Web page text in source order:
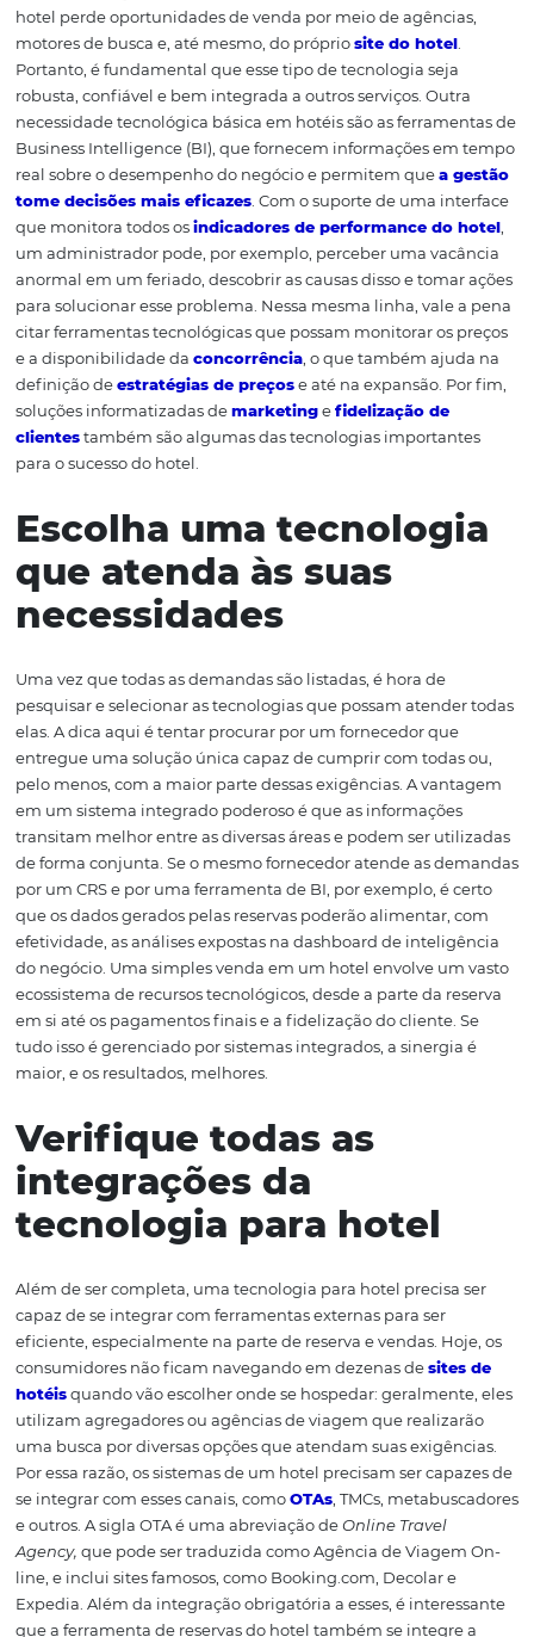
listar as atividades que geram valor para a companhia.
disso, também é importante saber quais são as
oportunidades que a tecnologia é capaz de explorar no
sistema de gerenciamento de reservas, por exemplo, é
tecnologia que não pode faltar em um
hotel,independentemente do seu porte . Também
de CRS, que é a sigla para Central Reservation System
software responsável por centralizar todos os pedidos de
das acomodações do estabelecimento. Sem um bom
hotel perde oportunidades de venda por meio de
motores de busca e, até mesmo, do própriosite do
Portanto, é fundamental que esse tipo de tecnologia
robusta, confiável e bem integrada a outros serviços.
necessidade tecnológica básica em hotéis são as
Business Intelligence (BI), que fornecem informações
tome decisões mais eficazes
. Com o suporte de uma
que monitora todos osindicadores de performance
um administrador pode, por exemplo, perceber uma
anormal em um feriado, descobrir as causas disso e
e a disponibilidade da concorrência, o que também
definição deestratégias de preçose até na expansão.
soluções informatizadas demarketingefidelização de
clientestambém são algumas das tecnologias
para o sucesso do hotel.
Escolha uma
que atenda às suas
necessidades
Uma vez que todas as demandas são listadas, é hora de
elas. A dica aqui é tentar procurar por um fornecedor
entregue uma solução única capaz de cumprir com
pelo menos, com a maior parte dessas exigências. A
em um sistema integrado poderoso é que as
de forma conjunta. Se o mesmo fornecedor atende as
por um CRS e por uma ferramenta de BI, por exemplo, é
que os dados gerados pelas reservas poderão
efetividade, as análises expostas na dashboard de
do negócio. Uma simples venda em um hotel envolve
ecossistema de recursos tecnológicos, desde a parte da
em si até os pagamentos finais e a fidelização do
tudo isso é gerenciado por sistemas integrados, a
maior, e os resultados, melhores.
Verifique todas as